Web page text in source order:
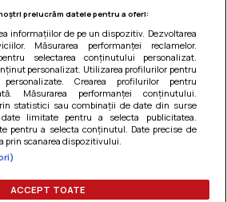
|
|Gestionați preferințele
prelucrăm datele pentru a oferi:
informațiilor de pe un dispozitiv. Dezvoltarea
Măsurarea performanței reclamelor.
selectarea conținutului personalizat.
personalizat. Utilizarea profilurilor pentru
Crearea profilurilor pentru
Măsurarea performanței conținutului.
statistici sau combinații de date din surse
limitate pentru a selecta publicitatea.
pentru a selecta conținutul. Date precise de
prin scanarea dispozitivului.
ACCEPT TOATE